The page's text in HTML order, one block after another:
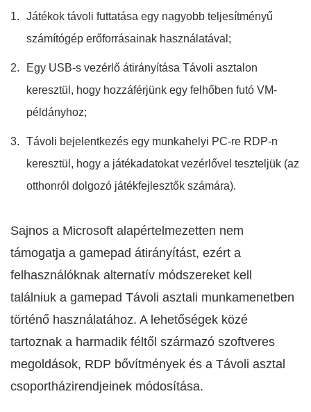
Játékok távoli futtatása egy nagyobb teljesítményű
számítógép erőforrásainak használatával;
Egy USB-s vezérlő átirányítása Távoli asztalon
keresztül, hogy hozzáférjünk egy felhőben futó VM-
példányhoz;
Távoli bejelentkezés egy munkahelyi PC-re RDP-n
keresztül, hogy a játékadatokat vezérlővel teszteljük (az
otthonról dolgozó játékfejlesztők számára).
Sajnos a Microsoft alapértelmezetten nem
támogatja a gamepad átirányítást, ezért a
felhasználóknak alternatív módszereket kell
találniuk a gamepad Távoli asztali munkamenetben
történő használatához. A lehetőségek közé
tartoznak a harmadik féltől származó szoftveres
megoldások, RDP bővítmények és a Távoli asztal
csoportházirendjeinek módosítása.